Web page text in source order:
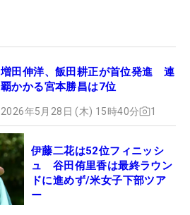
増田伸洋、飯田耕正が首位発進 連
覇かかる宮本勝昌は7位
2026年5月28日 (木) 15時40分 1
伊藤二花は52位フィニッシ
ュ 谷田侑里香は最終ラウン
ドに進めず/米女子下部ツア
ー